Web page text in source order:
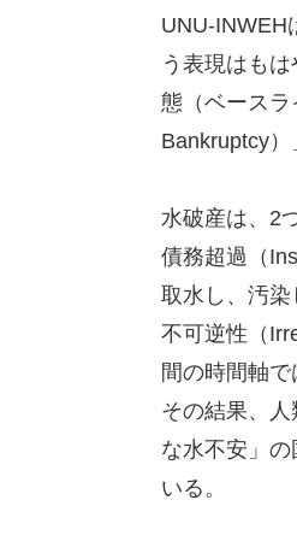
UNU-INWEH
う表現はも
態（ベース
Bankruptcy）
水破産は、2
債務超過（
取水し、汚染
不可逆性（
間の時間軸
その結果、
な水不安」
いる。